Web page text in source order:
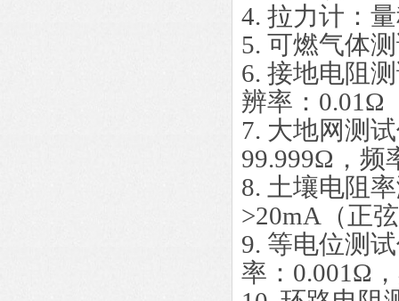
4. 拉力计：
5. 可燃气体
6. 接地电阻
辨率：0.01Ω
7. 大地网测
99.999Ω，频
8. 土壤电阻
>20mA（正
9. 等电位测
率：0.001Ω